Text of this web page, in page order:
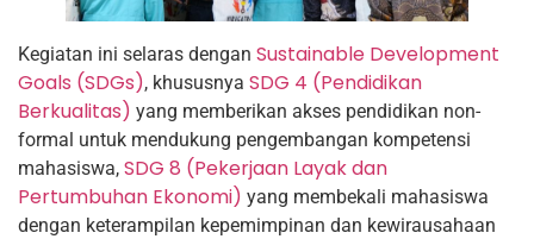
Kegiatan ini selaras dengan Sustainable Development
Goals (SDGs), khususnya SDG 4 (Pendidikan
Berkualitas) yang memberikan akses pendidikan non-
formal untuk mendukung pengembangan kompetensi
mahasiswa, SDG 8 (Pekerjaan Layak dan
Pertumbuhan Ekonomi) yang membekali mahasiswa
dengan keterampilan kepemimpinan dan kewirausahaan